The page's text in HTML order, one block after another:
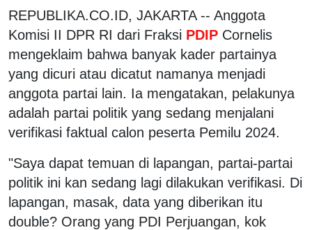
REPUBLIKA.CO.ID, JAKARTA -- Anggota
Komisi II DPR RI dari Fraksi PDIP Cornelis
mengeklaim bahwa banyak kader partainya
yang dicuri atau dicatut namanya menjadi
anggota partai lain. Ia mengatakan, pelakunya
adalah partai politik yang sedang menjalani
verifikasi faktual calon peserta Pemilu 2024.
"Saya dapat temuan di lapangan, partai-partai
politik ini kan sedang lagi dilakukan verifikasi. Di
lapangan, masak, data yang diberikan itu
double? Orang yang PDI Perjuangan, kok